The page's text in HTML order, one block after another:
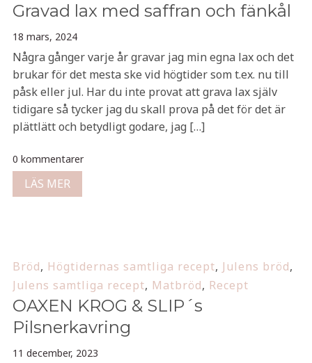
Gravad lax med saffran och fänkål
18 mars, 2024
Några gånger varje år gravar jag min egna lax och det
brukar för det mesta ske vid högtider som t.ex. nu till
påsk eller jul. Har du inte provat att grava lax själv
tidigare så tycker jag du skall prova på det för det är
plättlätt och betydligt godare, jag […]
0 kommentarer
LÄS MER
Bröd, Högtidernas samtliga recept, Julens bröd,
Julens samtliga recept, Matbröd, Recept
OAXEN KROG & SLIP´s
Pilsnerkavring
11 december, 2023